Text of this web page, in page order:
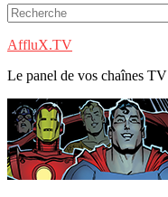
AffluX.TV
Le panel de vos chaînes TV